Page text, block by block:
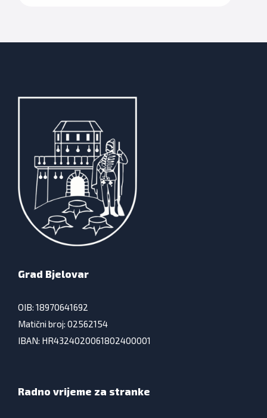
Grad Bjelovar
OIB: 18970641692
Matični broj: 02562154
IBAN: HR4324020061802400001
Radno vrijeme za stranke